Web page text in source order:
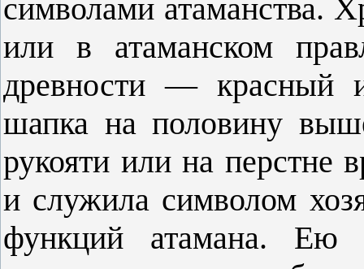
символами атаманства.
или в атаманском
древности — красный
шапка на половину
рукояти или на перстне
и служила символом
функций атамана. Ею